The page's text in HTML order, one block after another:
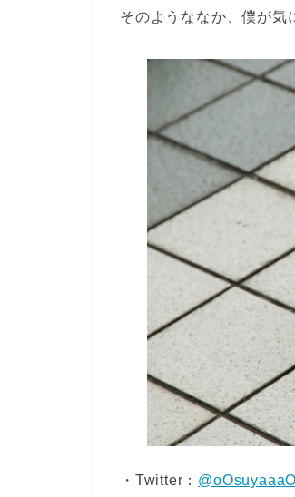
そのようななか、僕が気
・Twitter：